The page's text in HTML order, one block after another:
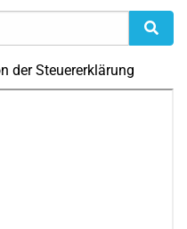
der Steuererklärung